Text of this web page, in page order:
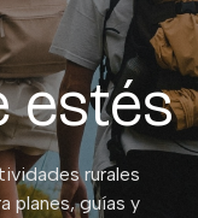
estés
rurales
planes, guías y